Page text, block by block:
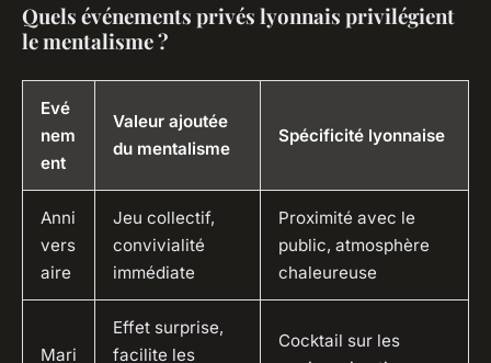
Quels événements privés lyonnais privilégient
le mentalisme ?
Evé
nem
ent
Valeur ajoutée
du mentalisme
Spécificité lyonnaise
Anni
vers
aire
Jeu collectif,
convivialité
immédiate
Proximité avec le
public, atmosphère
chaleureuse
Mari
Effet surprise,
facilite les
Cocktail sur les